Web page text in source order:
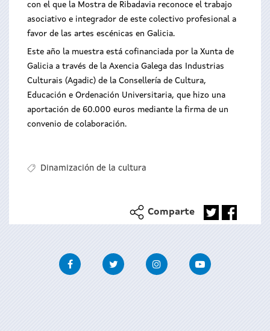
con el que la Mostra de Ribadavia reconoce el trabajo
asociativo e integrador de este colectivo profesional a
favor de las artes escénicas en Galicia.
Este año la muestra está cofinanciada por la Xunta de
Galicia a través de la Axencia Galega das Industrias
Culturais (Agadic) de la Consellería de Cultura,
Educación e Ordenación Universitaria, que hizo una
aportación de 60.000 euros mediante la firma de un
convenio de colaboración.
Dinamización de la cultura
Comparte
FacebookTwitter InstagramYoutube